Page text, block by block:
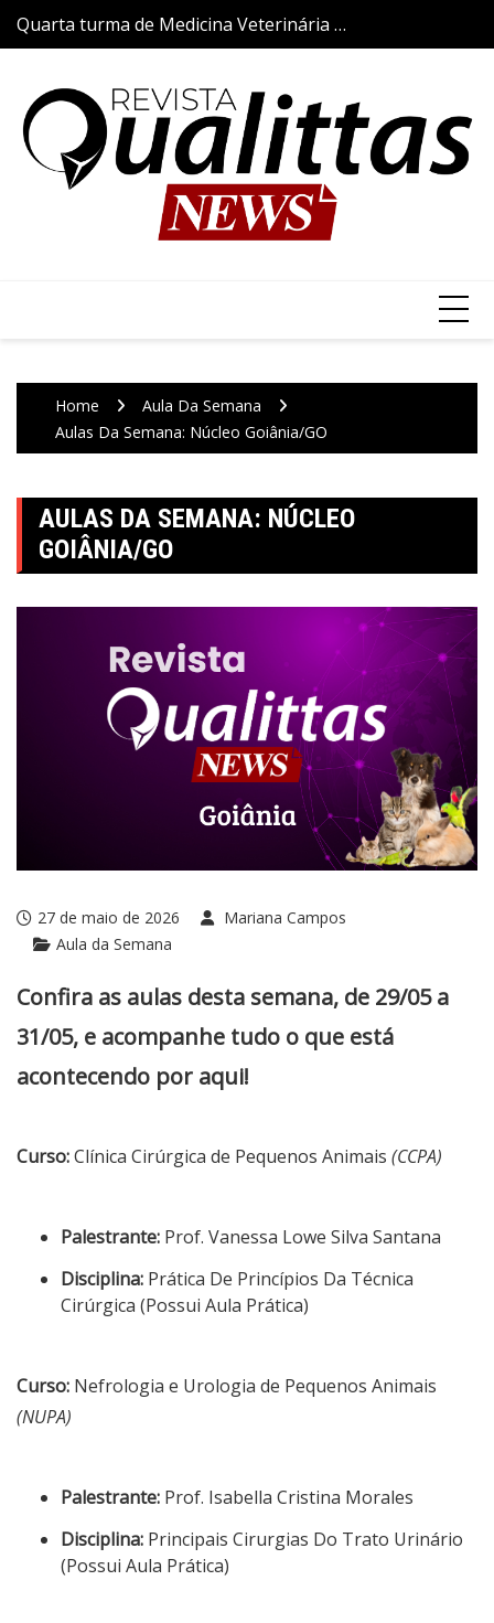
SkipQuarta turma de Medicina Veterinária da
Qualittas inicia trajetória acadêmica com
Home
Aula Da Semana
Aulas Da Semana: Núcleo Goiânia/GO
AULAS DA SEMANA: NÚCLEO
GOIÂNIA/GO
27 de maio de 2026
Mariana Campos
Aula da Semana
Confira as aulas desta semana, de 29/05 a
31/05, e acompanhe tudo o que está
acontecendo por aqui!
Curso:Clínica Cirúrgica de Pequenos Animais (CCPA)
Palestrante: Prof. Vanessa Lowe Silva Santana
Disciplina: Prática De Princípios Da Técnica
Cirúrgica (Possui Aula Prática)
Curso: Nefrologia e Urologia de Pequenos Animais
(NUPA)
Palestrante: Prof. Isabella Cristina Morales
Disciplina: Principais Cirurgias Do Trato Urinário
(Possui Aula Prática)